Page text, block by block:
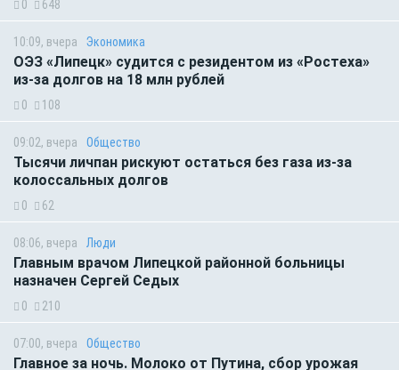
0 648
10:09, вчера Экономика
ОЭЗ «Липецк» судится с резидентом из «Ростеха»
из-за долгов на 18 млн рублей
0 108
09:02, вчера Общество
Тысячи личпан рискуют остаться без газа из-за
колоссальных долгов
0 62
08:06, вчера Люди
Главным врачом Липецкой районной больницы
назначен Сергей Седых
0 210
07:00, вчера Общество
Главное за ночь. Молоко от Путина, сбор урожая